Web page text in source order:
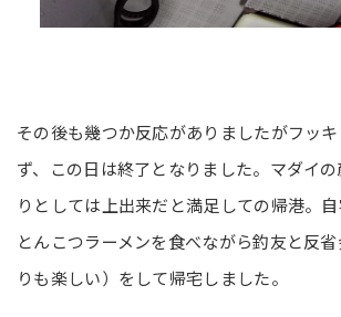
その後も幾つか反応がありましたがフッ
ず、この日は終了となりました。マダイ
りとしては上出来だと満足しての帰港。自
とんこつラーメンを食べながら釣友と反
りも楽しい）をして帰宅しました。